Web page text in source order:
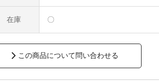
在庫 〇
この商品について問い合わせる